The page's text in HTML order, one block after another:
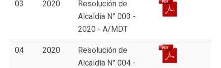
03 2020
Resolución de
Alcaldía N° 003 -
2020 - A/MDT
04 2020
Resolución de
Alcaldía N° 004 -